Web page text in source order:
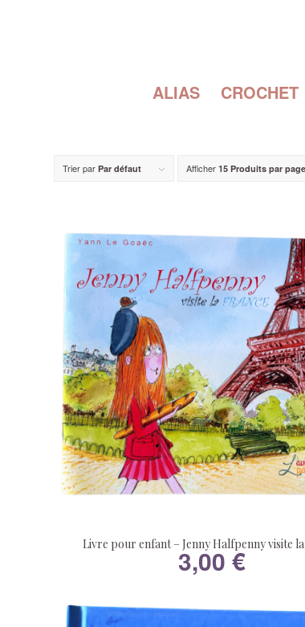
ALIAS CROCHET
Trier par Par défaut Afficher 15 Produits par page
Livre pour enfant – Jenny Halfpenny visite
3,00€